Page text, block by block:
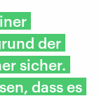
der
sicher.
dass es